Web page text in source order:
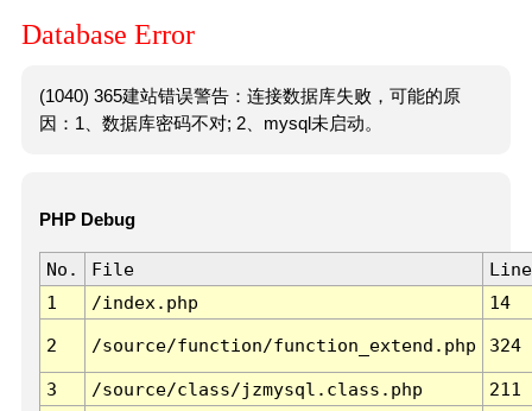
Database Error
(1040) 365建站错误警告：连接数据库失败，可能的原
因：1、数据库密码不对; 2、mysql未启动。
PHP Debug
No. File
Line
1
/index.php 14
2 /source/function/function_extend.php 324
3 /source/class/jzmysql.class.php
211